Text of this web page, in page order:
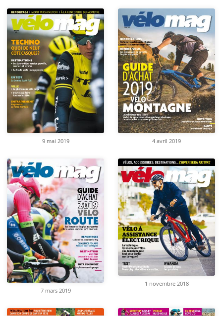
9 mai 2019 4 avril 2019
7 mars 2019
1 novembre 2018